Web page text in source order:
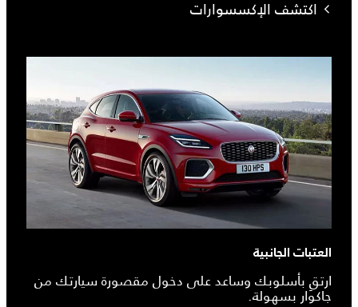
اكتشف الإكسسوارات
العتبات الجانبية
ارتقِ بأسلوبك وساعد على دخول مقصورة سيارتك من
جاكوار بسهولة.